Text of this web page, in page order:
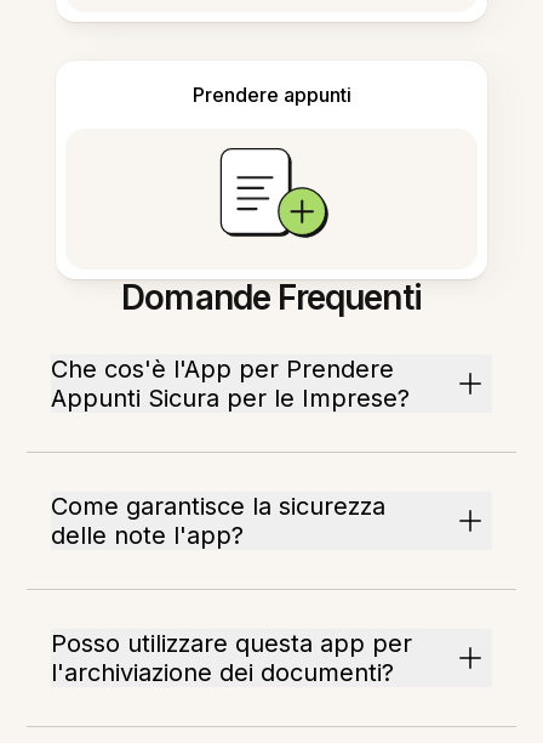
Prendere appunti
Domande Frequenti
Che cos'è l'App per Prendere
Appunti Sicura per le Imprese?
Come garantisce la sicurezza
delle note l'app?
Posso utilizzare questa app per
l'archiviazione dei documenti?